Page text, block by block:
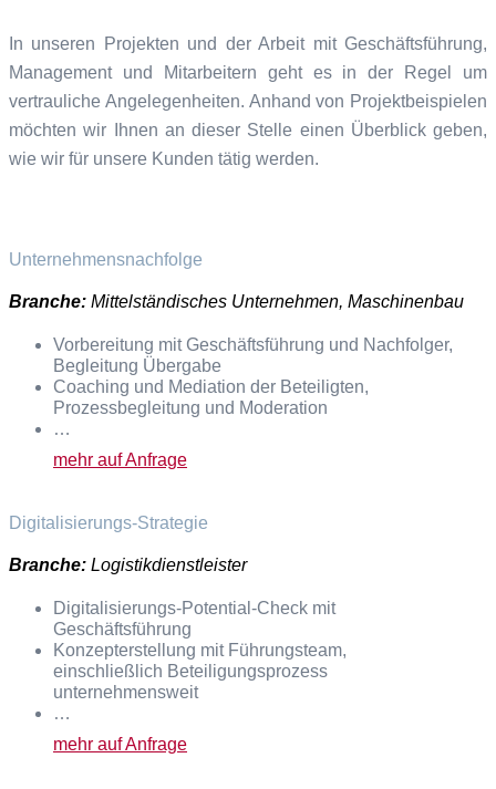
In unseren Projekten und der Arbeit mit Geschäftsführung,
Management und Mitarbeitern geht es in der Regel um
vertrauliche Angelegenheiten. Anhand von Projektbeispielen
möchten wir Ihnen an dieser Stelle einen Überblick geben,
wie wir für unsere Kunden tätig werden.
Unternehmensnachfolge
Branche: Mittelständisches Unternehmen, Maschinenbau
Vorbereitung mit Geschäftsführung und Nachfolger,
Begleitung Übergabe
Coaching und Mediation der Beteiligten,
Prozessbegleitung und Moderation
…
mehr auf Anfrage
Digitalisierungs-Strategie
Branche: Logistikdienstleister
Digitalisierungs-Potential-Check mit
Geschäftsführung
Konzepterstellung mit Führungsteam,
einschließlich Beteiligungsprozess
unternehmensweit
…
mehr auf Anfrage